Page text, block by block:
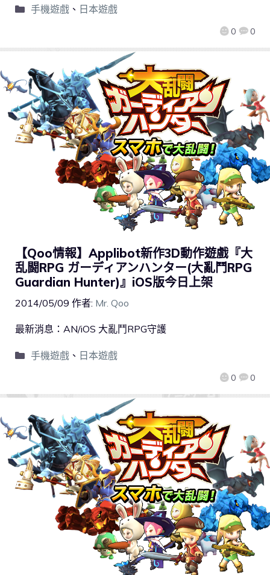
0 0
手機遊戲、 日本遊戲
【Qoo情報】Applibot新作3D動作遊戲『大
乱闘RPG ガーディアンハンター(大亂鬥RPG
Guardian Hunter)』iOS版今日上架
2014/05/09 作者: Mr. Qoo
0 0
最新消息：AN/iOS 大亂鬥RPG守護
手機遊戲、 日本遊戲